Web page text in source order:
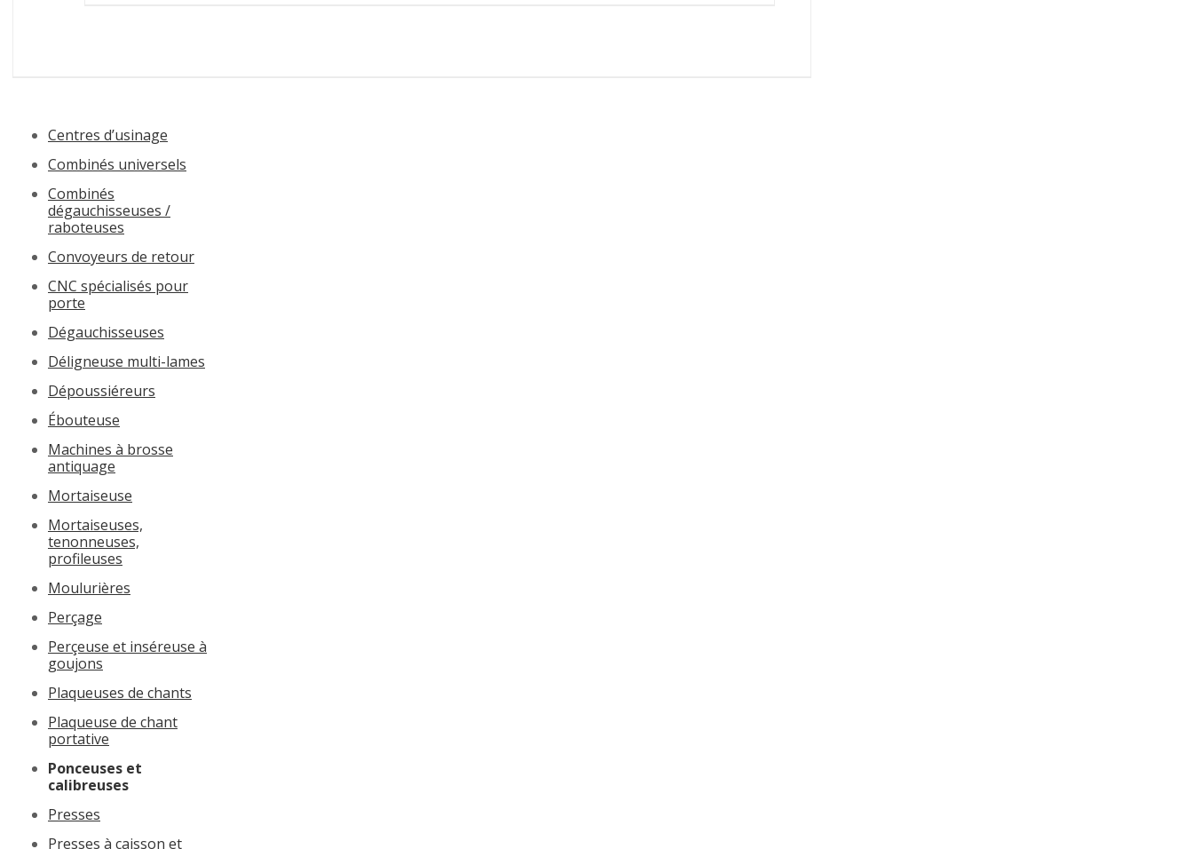
Centres d’usinage
Combinés universels
Combinés
dégauchisseuses /
raboteuses
Convoyeurs de retour
CNC spécialisés pour
porte
Dégauchisseuses
Déligneuse multi-lames
Dépoussiéreurs
Ébouteuse
Machines à brosse
antiquage
Mortaiseuse
Mortaiseuses,
tenonneuses,
profileuses
Moulurières
Perçage
Perçeuse et inséreuse à
goujons
Plaqueuses de chants
Plaqueuse de chant
portative
Ponceuses et
calibreuses
Presses
Presses à caisson et